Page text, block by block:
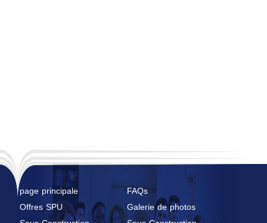
page principale
FAQs
Offres SPU
Galerie de photos